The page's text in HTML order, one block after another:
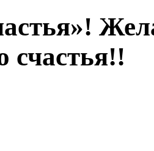
счастья!!